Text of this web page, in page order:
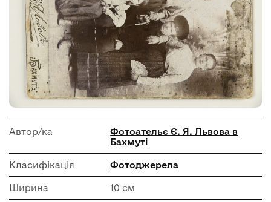
Автор/ка
Фотоательє Є. Я. Львова в
Бахмуті
Класифікація Фотоджерела
Ширина 10 см